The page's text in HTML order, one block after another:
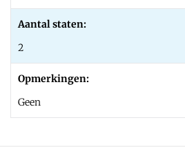
Aantal staten:
2
Opmerkingen:
Geen